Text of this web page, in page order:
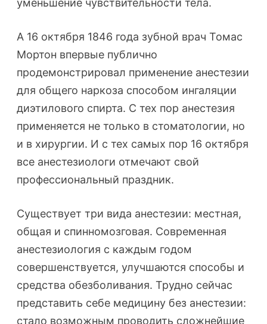
уменьшение чувствительности тела.
А 16 октября 1846 года зубной врач Томас
Мортон впервые публично
продемонстрировал применение анестезии
для общего наркоза способом ингаляции
диэтилового спирта. С тех пор анестезия
применяется не только в стоматологии, но
и в хирургии. И с тех самых пор 16 октября
все анестезиологи отмечают свой
профессиональный праздник.
Существует три вида анестезии: местная,
общая и спинномозговая. Современная
анестезиология с каждым годом
совершенствуется, улучшаются способы и
средства обезболивания. Трудно сейчас
представить себе медицину без анестезии:
стало возможным проводить сложнейшие